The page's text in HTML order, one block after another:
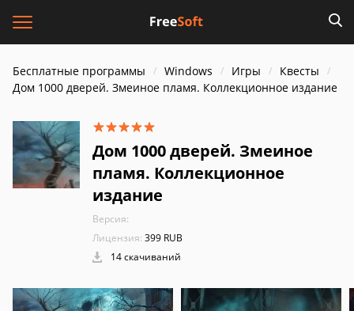
Бесплатные программы Windows Игры
Квесты
Дом 1000 дверей. Змеиное пламя. Коллекционное издание
Дом 1000 дверей. Змеиное
пламя. Коллекционное
издание
Версия:
Лицензия: 399 RUB
14 скачиваний